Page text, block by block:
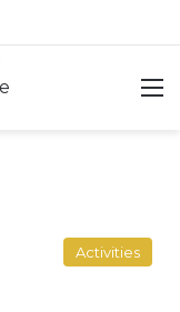
Activities